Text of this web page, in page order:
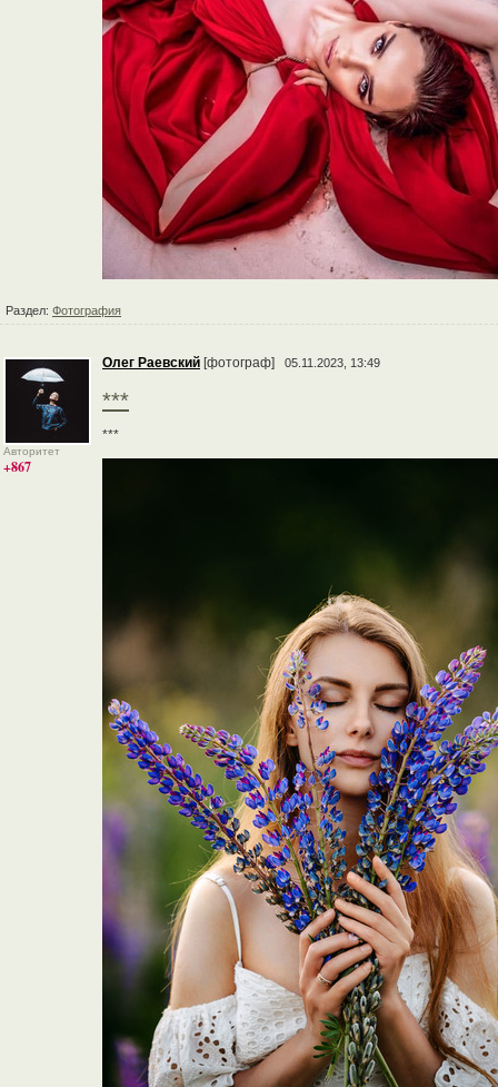
Раздел: Фотография
Авторитет
+867
Олег Раевский [фотограф] 05.11.2023, 13:49
***
***